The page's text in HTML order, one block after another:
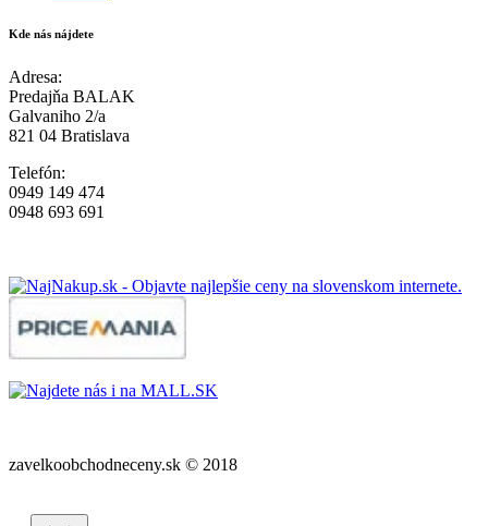
Kde nás nájdete
Adresa:
Predajňa BALAK
Galvaniho 2/a
821 04 Bratislava
Telefón:
0949 149 474
0948 693 691
zavelkoobchodneceny.sk © 2018